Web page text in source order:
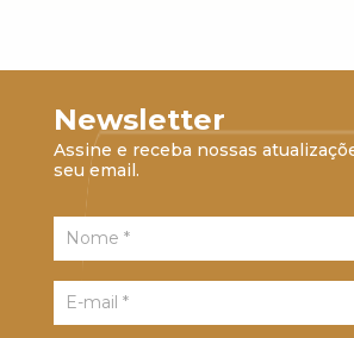
Newsletter
Assine e receba nossas
seu email.